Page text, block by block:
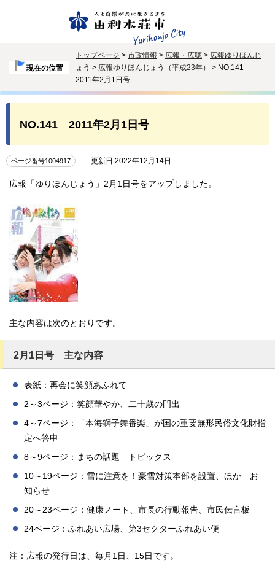
現在の位置
トップページ > 市政情報 > 広報・広聴 > 広報ゆりほんじ
ょう > 広報ゆりほんじょう（平成23年）
> NO.141
2011年2月1日号
NO.141 2011年2月1日号
ページ番号1004917 更新日 2022年12月14日
広報「ゆりほんじょう」2月1日号をアップしました。
主な内容は次のとおりです。
2月1日号 主な内容
表紙：再会に笑顔あふれて
2～3ページ：笑顔華やか、二十歳の門出
4～7ページ：「本海獅子舞番楽」が国の重要無形民俗文化財指
定へ答申
8～9ページ：まちの話題 トピックス
10～19ページ：雪に注意を！豪雪対策本部を設置、ほか お
知らせ
20～23ページ：健康ノート、市長の行動報告、市民伝言板
24ページ：ふれあい広場、第3セクターふれあい便
注：広報の発行日は、毎月1日、15日です。